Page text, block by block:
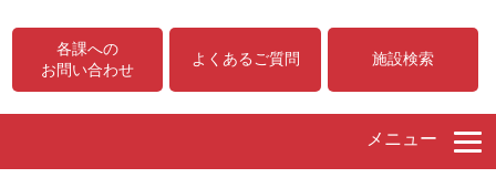
各課への
お問い合わせ
よくあるご質問 施設検索
メニュー